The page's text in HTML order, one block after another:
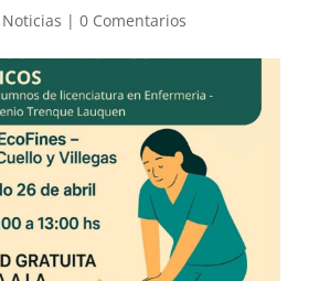
Noticias | 0 Comentarios